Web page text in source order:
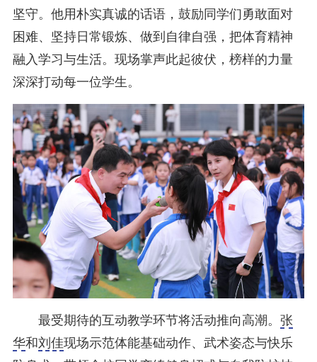
坚守。他用朴实真诚的话语，鼓励同学们勇敢面对
困难、坚持日常锻炼、做到自律自强，把体育精神
融入学习与生活。现场掌声此起彼伏，榜样的力量
深深打动每一位学生。
最受期待的互动教学环节将活动推向高潮。 张
华和刘佳现场示范体能基础动作、武术姿态与快乐